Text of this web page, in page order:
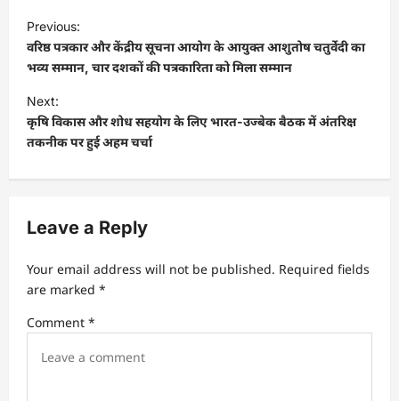
P
o
s
t
n
a
v
g
a
t
i
Previous:
वरिष्ठ पत्रकार और केंद्रीय सूचना आयोग के आयुक्त आशुतोष चतुर्वेदी का
भव्य सम्मान, चार दशकों की पत्रकारिता को मिला सम्मान
Next:
कृषि विकास और शोध सहयोग के लिए भारत-उज्बेक बैठक में अंतरिक्ष
तकनीक पर हुई अहम चर्चा
Leave a Reply
Your email address will not be published. Required fields
are marked *
Comment *